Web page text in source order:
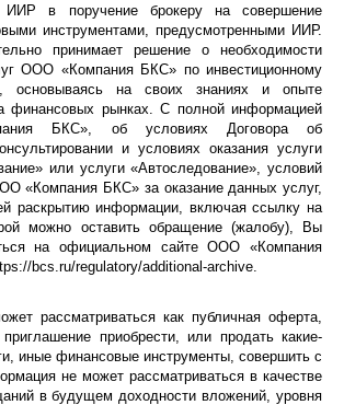
ИИР в поручение брокеру на совершение
инструментами, предусмотренными ИИР.
принимает решение о необходимости
ООО «Компания БКС» по инвестиционному
основываясь на своих знаниях и опыте
финансовых рынках. С полной информацией
БКС», об условиях Договора об
и условиях оказания услуги
» или услуги «Автоследование», условий
«Компания БКС» за оказание данных услуг,
раскрытию информации, включая ссылку на
можно оставить обращение (жалобу), Вы
на официальном сайте ООО «Компания
bcs.ru/regulatory/additional-archive.
рассматриваться как публичная оферта,
приобрести, или продать какие-
иные финансовые инструменты, совершить с
не может рассматриваться в качестве
в будущем доходности вложений, уровня